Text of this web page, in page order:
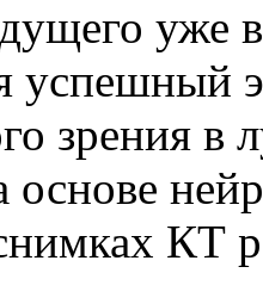
уже
успешный
зрения в
КТ